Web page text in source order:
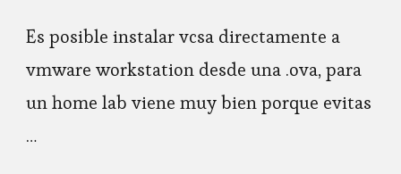
Es posible instalar vcsa directamente a
vmware workstation desde una .ova, para
un home lab viene muy bien porque evitas
…